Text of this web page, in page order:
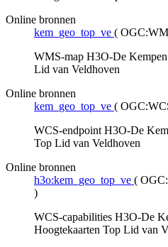
Online bronnen
kem_geo_top_ve (
WMS-map H3O-De
Lid van Veldhoven
Online bronnen
kem_geo_top_ve (
WCS-endpoint H3O-De
Top Lid van Veldhoven
Online bronnen
h3o:kem_geo_top_ve (
)
WCS-capabilities H3O-De
Hoogtekaarten Top Lid van